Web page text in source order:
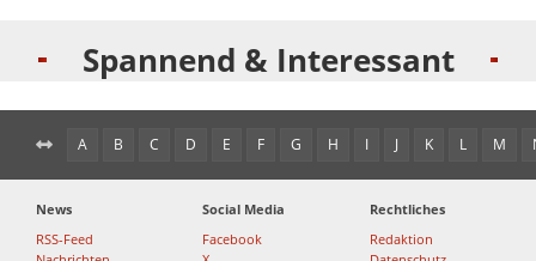
Spannend & Interessant
A B C D E F G H I J K L M
News
RSS-Feed
Social Media
Facebook
Rechtliches
Redaktion